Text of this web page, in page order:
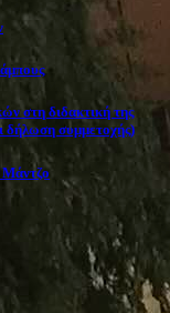
στη διδακτική της
δήλωση συμμετοχής)
Μάντζο